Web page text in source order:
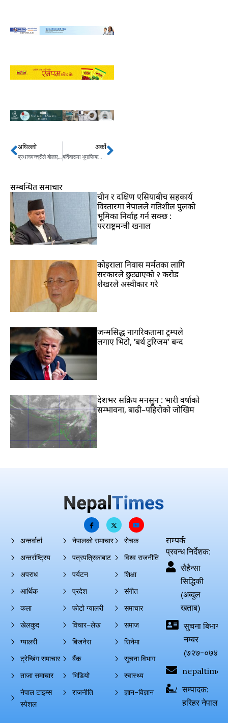
Prev
अघिल्लो
प्रधानमन्त्रीले बोलाए मन्त्रिपरिषद् बैठक
अर्को
बर्दिवासमा भूमाफियाको जगजगी Next
सम्बन्धित समाचार
चीन र दक्षिण एसियाबीच सहकार्य
विस्तारमा नेपालले गतिशील पुलको
भूमिका निर्वाह गर्न सक्छ :
परराष्ट्रमन्त्री खनाल
कोइराला निवास मर्मतका लागि
सरकारले छुट्याएको २ करोड
शेखरले अस्वीकार गरे
जन्मसिद्ध नागरिकतामा ट्रम्पले
लगाए भिटो, ‘बर्थ टुरिजम’ बन्द
देशभर सक्रिय मनसुन : भारी वर्षाको
सम्भावना, बाढी–पहिरोको जोखिम
अन्तर्वार्ता
अन्तर्राष्ट्रिय
अपराध
आर्थिक
कला
खेलकुद
ग्यालरी
ट्रेन्डिंग समाचार
ताजा समाचार
नेपाल टाइम्स
स्पेशल
नेपालको समाचार
पत्रपत्रिकाबाट
पर्यटन
प्रदेश
फोटो ग्यालरी
विचार–लेख
बिजनेस
बैंक
भिडियो
राजनीति
रोचक
विश्व राजनीति
शिक्षा
संगीत
समाचार
समाज
सिनेमा
सूचना विभाग
स्वास्थ्य
ज्ञान–विज्ञान
सम्पर्क
प्रवन्ध निर्देशक:
सैहैन्सा
सिद्धिकी
(अब्दुल
खताब)
सुचना बिभाग
नम्बर
(७२७-०७४-
सम्पादक:
हरिहर नेपाल